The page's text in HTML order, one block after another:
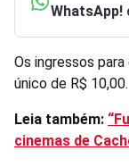
WhatsApp!
Os ingressos
único de R$ 10,00.
Leia também:
cinemas de